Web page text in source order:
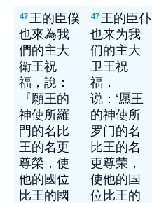
47王的臣僕
也來為我
們的主大
衛王祝
福，說：
『願王的
神使所羅
門的名比
王的名更
尊榮，使
他的國位
比王的國
47王的臣仆
也来为我
们的主大
卫王祝
福，
说：‘愿王
的神使所
罗门的名
比王的名
更尊荣，
使他的国
位比王的